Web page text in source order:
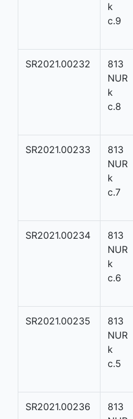
k
c.9
SR2021.00232
813
NUR
k
c.8
SR2021.00233
813
NUR
k
c.7
SR2021.00234
813
NUR
k
c.6
SR2021.00235
813
NUR
k
c.5
SR2021.00236
813